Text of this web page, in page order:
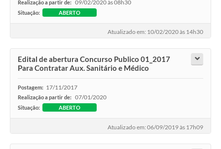
Realização a partir de: 09/02/2020 às 08h30
Situação: ABERTO
Atualizado em: 10/02/2020 às 14h30
Edital de abertura Concurso Publico 01_2017
Para Contratar Aux. Sanitário e Médico
Postagem: 17/11/2017
Realização a partir de: 07/01/2020
Situação: ABERTO
Atualizado em: 06/09/2019 às 17h09